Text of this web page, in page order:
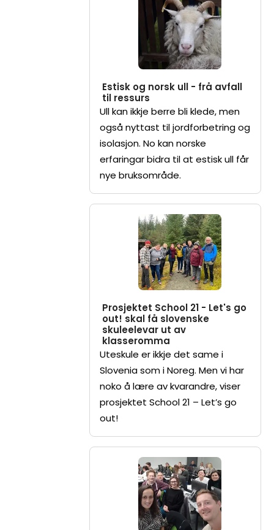
Estisk og norsk ull - frå avfall
til ressurs
Ull kan ikkje berre bli klede, men
også nyttast til jordforbetring og
isolasjon. No kan norske
erfaringar bidra til at estisk ull får
nye bruksområde.
Prosjektet School 21 - Let's go
out! skal få slovenske
skuleelevar ut av
klasseromma
Uteskule er ikkje det same i
Slovenia som i Noreg. Men vi har
noko å lære av kvarandre, viser
prosjektet School 21 – Let’s go
out!